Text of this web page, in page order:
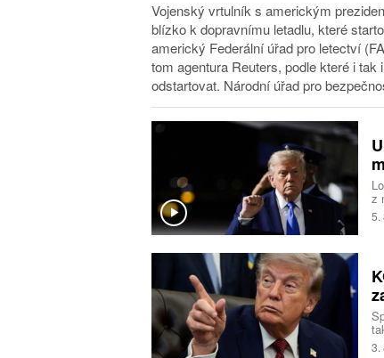
Vojenský vrtulník s americkým
blízko k dopravnímu letadlu, které
americký Federální úřad pro letectví
tom agentura Reuters, podle které i
odstartovat. Národní úřad pro
z
5.
3.